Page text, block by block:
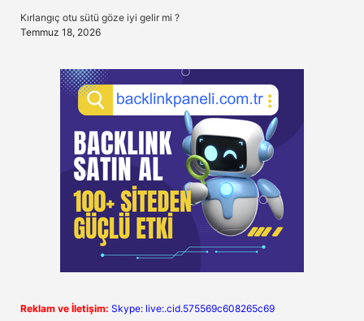
Kırlangıç otu sütü göze iyi gelir mi ?
Temmuz 18, 2026
Reklam ve İletişim: Skype: live:.cid.575569c608265c69